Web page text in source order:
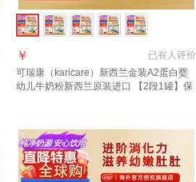
已有人评价
￥
可瑞康（karicare）新西兰金装A2蛋白婴
幼儿牛奶粉新西兰原装进口 【2段1罐】保